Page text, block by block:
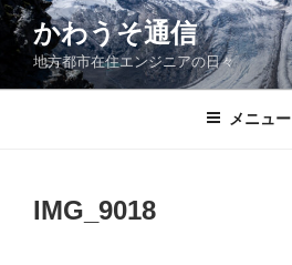
コ
ン
ン
かわうそ通信
地方都市在住エンジニアの日々
メニュー
IMG_9018